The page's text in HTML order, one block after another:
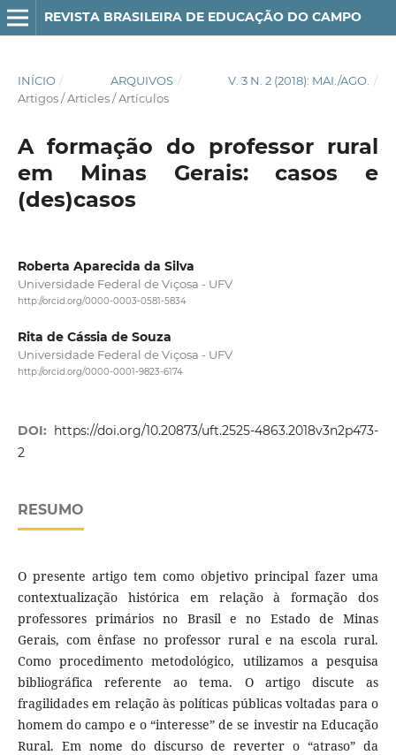
REVISTA BRASILEIRA DE EDUCAÇÃO DO CAMPO
INÍCIO / ARQUIVOS / V. 3 N. 2 (2018): MAI./AGO. /
Artigos / Articles / Artículos
A formação do professor rural
em Minas Gerais: casos e
(des)casos
Roberta Aparecida da Silva
Universidade Federal de Viçosa - UFV
http://orcid.org/0000-0003-0581-5834
Rita de Cássia de Souza
Universidade Federal de Viçosa - UFV
http://orcid.org/0000-0001-9823-6174
DOI: https://doi.org/10.20873/uft.2525-4863.2018v3n2p473-
2
RESUMO
O presente artigo tem como objetivo principal fazer uma
contextualização histórica em relação à formação dos
professores primários no Brasil e no Estado de Minas
Gerais, com ênfase no professor rural e na escola rural.
Como procedimento metodológico, utilizamos a pesquisa
bibliográfica referente ao tema. O artigo discute as
fragilidades em relação às políticas públicas voltadas para o
homem do campo e o “interesse” de se investir na Educação
Rural. Em nome do discurso de reverter o “atraso” da